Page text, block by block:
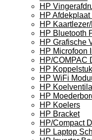
HP
HP
HP
HP Bluetooth
HP Grafische
HP Microfoon
HP/COMPAC
HP
HP WiFi
HP
HP
HP Koelers
HP Bracket
HP/Compact
HP Laptop